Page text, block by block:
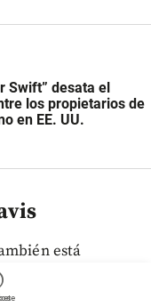
Swift” desata el
los propietarios de
en EE. UU.
está
Swift. Según la
“está